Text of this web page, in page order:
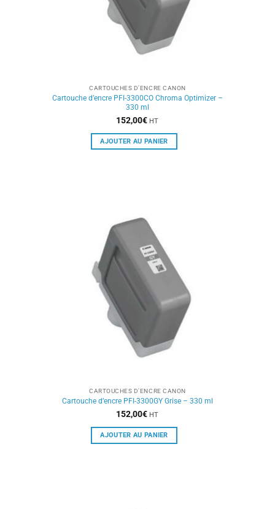
CARTOUCHES D'ENCRE CANON
Cartouche d’encre PFI-3300CO Chroma Optimizer –
330 ml
152,00€ HT
AJOUTER AU PANIER
CARTOUCHES D'ENCRE CANON
Cartouche d’encre PFI-3300GY Grise – 330 ml
152,00€ HT
AJOUTER AU PANIER